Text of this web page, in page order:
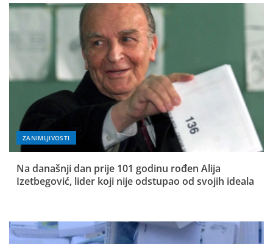
ZANIMLJIVOSTI
Na današnji dan prije 101 godinu rođen Alija
Izetbegović, lider koji nije odstupao od svojih ideala